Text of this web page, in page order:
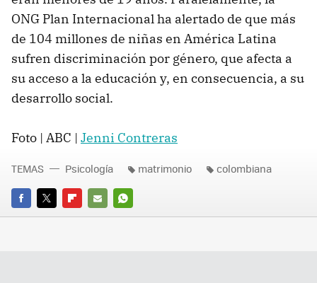
ONG Plan Internacional ha alertado de que más
de 104 millones de niñas en América Latina
sufren discriminación por género, que afecta a
su acceso a la educación y, en consecuencia, a su
desarrollo social.
Foto | ABC | Jenni Contreras
FACEBOOK
TWITTERFLIPBOARD
E-
WHATSAPP
TEMAS Psicología matrimonio colombiana